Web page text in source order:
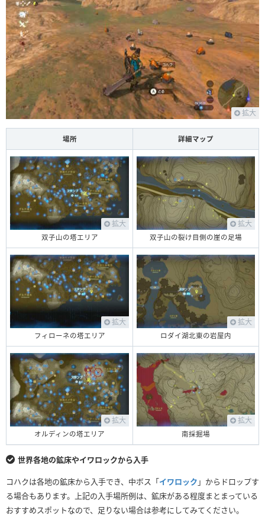
拡大
場所 詳細マップ
拡大
双子山の塔エリア
拡大
双子山の裂け目側の崖の足場
拡大
フィローネの塔エリア
拡大
ロダイ湖北東の岩屋内
拡大
オルディンの塔エリア
拡大
南採掘場
世界各地の鉱床やイワロックから入手
コハクは各地の鉱床から入手でき、中ボス「イワロック 」からドロップす
る場合もあります。上記の入手場所例は、鉱床がある程度まとまっている
おすすめスポットなので、足りない場合は参考にしてみてください。